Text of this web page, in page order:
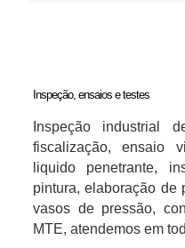
Inspeção, ensaios e testes
Inspeção industrial
fiscalização, ensaio
liquido penetrante,
pintura, elaboração de
vasos de pressão,
MTE, atendemos em